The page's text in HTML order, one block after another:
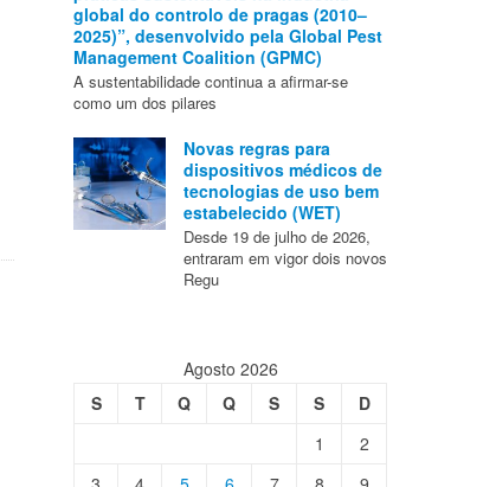
global do controlo de pragas (2010–
2025)”, desenvolvido pela Global Pest
Management Coalition (GPMC)
A sustentabilidade continua a afirmar-se
como um dos pilares
Novas regras para
dispositivos médicos de
tecnologias de uso bem
estabelecido (WET)
Desde 19 de julho de 2026,
entraram em vigor dois novos
Regu
Agosto 2026
S
T Q Q S S
D
1
2